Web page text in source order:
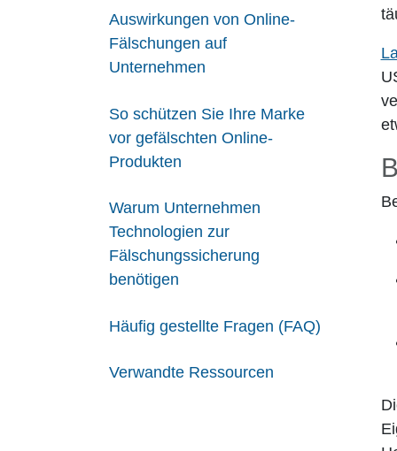
Auswirkungen von Online-
Fälschungen auf
Unternehmen
So schützen Sie Ihre Marke
vor gefälschten Online-
Produkten
Warum Unternehmen
Technologien zur
Fälschungssicherung
benötigen
Häufig gestellte Fragen (FAQ)
Verwandte Ressourcen